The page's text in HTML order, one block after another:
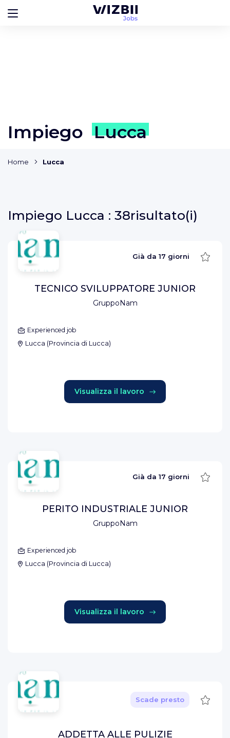
Impiego Lucca
Home Lucca
Impiego Lucca : 38risultato(i)
GruppoNam
Già da 17 giorni Salva
TECNICO SVILUPPATORE JUNIOR
Experienced job
Lucca (Provincia di Lucca)
Visualizza il lavoro
GruppoNam
Già da 17 giorni Salva
PERITO INDUSTRIALE JUNIOR
Experienced job
Lucca (Provincia di Lucca)
Visualizza il lavoro
Scade presto Salva
ADDETTA ALLE PULIZIE